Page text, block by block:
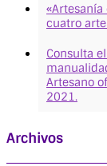
cuatro
Consulta
Artesano
2021.
Archivos